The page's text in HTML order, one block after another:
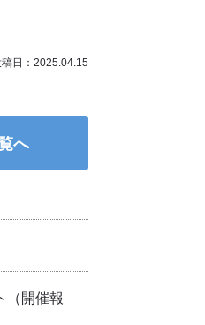
稿日：2025.04.15
へ
（開催報